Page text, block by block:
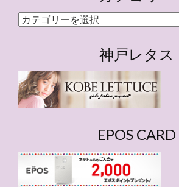
カ
ー
神戸レタス
EPOS CARD